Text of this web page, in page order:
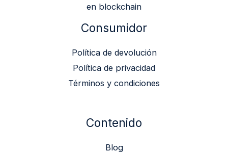
en blockchain
Consumidor
Política de devolución
Política de privacidad
Términos y condiciones
Contenido
Blog